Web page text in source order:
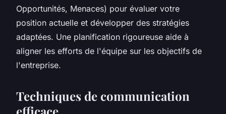
Opportunités, Menaces) pour évaluer votre
position actuelle et développer des stratégies
adaptées. Une planification rigoureuse aide à
aligner les efforts de l'équipe sur les objectifs de
l'entreprise.
Techniques de communication